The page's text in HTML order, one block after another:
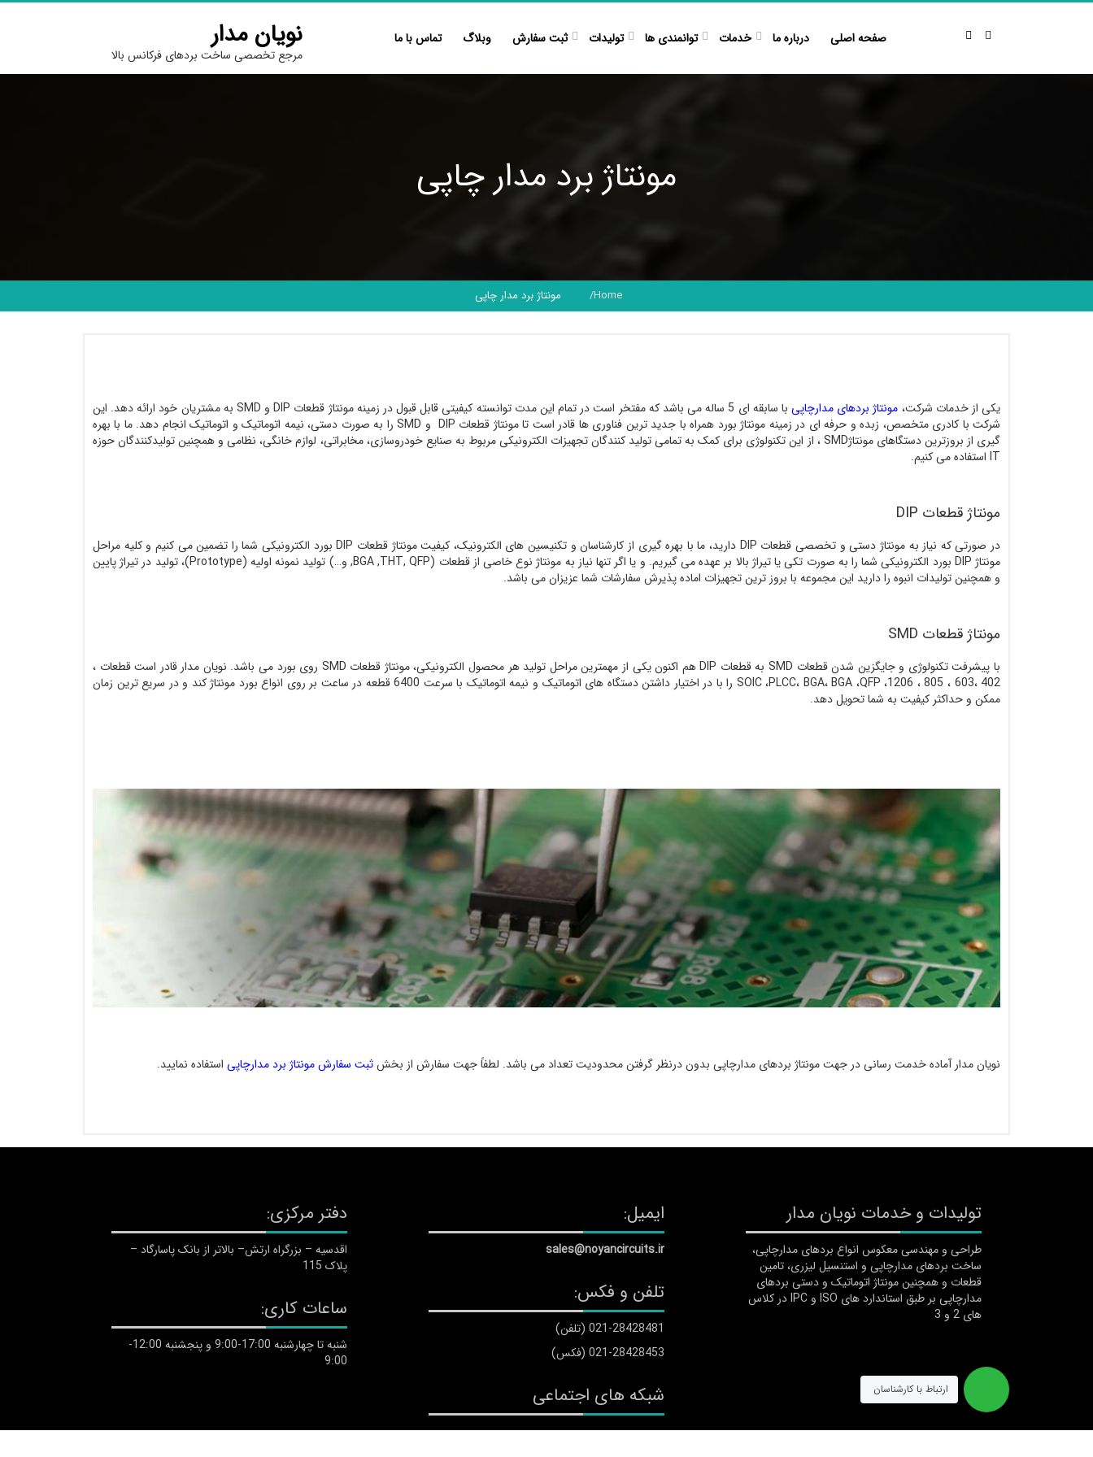
Skip
نویان مدار
مرجع تخصصی ساخت بردهای فرکانس بالا
صفحه اصلی درباره ما خدمات توانمندی ها تولیدات ثبت سفارش وبلاگ تماس با ما
مونتاژ برد مدار چاپی
Home مونتاژ برد مدار چاپی
یکی از خدمات شرکت، مونتاژ بردهای مدارچاپی
با سابقه ای 5 ساله می باشد که مفتخر است در تمام این مدت توانسته کیفیتی قابل قبول در زمینه مونتاژ قطعات DIP و SMD به مشتریان خود ارائه دهد. این
شرکت با کادری متخصص، زبده و حرفه ای در زمینه مونتاژ بورد همراه با جدید ترین فناوری ها قادر است تا مونتاژ قطعات DIP و SMD را به صورت دستی، نیمه اتوماتیک و اتوماتیک انجام دهد. ما با بهره
گیری از بروزترین دستگاهای مونتاژSMD ، از این تکنولوژی برای کمک به تمامی تولید کنندگان تجهیزات الکترونیکی مربوط به صنایع خودروسازی، مخابراتی، لوازم خانگی، نظامی و همچنین تولیدکنندگان حوزه
IT استفاده می کنیم.
مونتاژ قطعات DIP
در صورتی که نیاز به مونتاژ دستی و تخصصی قطعات DIP دارید، ما با بهره گیری از کارشناسان و تکنیسین های الکترونیک، کیفیت مونتاژ قطعات DIP بورد الکترونیکی شما را تضمین می کنیم و کلیه مراحل
مونتاژ DIP بورد الکترونیکی شما را به صورت تکی یا تیراژ بالا بر عهده می گیریم. و یا اگر تنها نیاز به مونتاژ نوع خاصی از قطعات (BGA ,THT, QFP, و…) تولید نمونه اولیه (Prototype)، تولید در تیراژ پایین
و همچنین تولیدات انبوه را دارید این مجموعه با بروز ترین تجهیزات اماده پذیرش سفارشات شما عزیزان می باشد.
مونتاژ قطعات SMD
با پیشرفت تکنولوژی و جایگزین شدن قطعات SMD به قطعات DIP هم اکنون یکی از مهمترین مراحل تولید هر محصول الکترونیکی، مونتاژ قطعات SMD روی بورد می باشد. نویان مدار قادر است قطعات ،
402 ،603 ، 805 ، 1206، SOIC ،PLCC، BGA، BGA ،QFP را با در اختیار داشتن دستگاه های اتوماتیک و نیمه اتوماتیک با سرعت 6400 قطعه در ساعت بر روی انواع بورد مونتاژ کند و در سریع ترین زمان
ممکن و حداکثر کیفیت به شما تحویل دهد.
نویان مدار آماده خدمت رسانی در جهت مونتاژ بردهای مدارچاپی بدون درنظر گرفتن محدودیت تعداد می باشد. لطفاً جهت سفارش از بخشثبت سفارش مونتاژ برد مدارچاپی استفاده نمایید.
دفتر مرکزی:
اقدسیه – بزرگراه ارتش– بالاتر از بانک پاسارگاد –
پلاک 115
ساعات کاری:
شنبه تا چهارشنبه 17:00-9:00 و پنجشنبه 12:00-
9:00
ایمیل:
sales@noyancircuits.ir
تلفن و فکس:
021-28428481 (تلفن)
021-28428453 (فکس)
شبکه های اجتماعی
تولیدات و خدمات نویان مدار
طراحی و مهندسی معکوس انواع بردهای مدارچاپی،
ساخت بردهای مدارچاپی و استنسیل لیزری، تامین
قطعات و همچنین مونتاژ اتوماتیک و دستی بردهای
مدارچاپی بر طبق استاندارد های ISO و IPC در کلاس
های 2 و 3
ارتباط با کارشناسان